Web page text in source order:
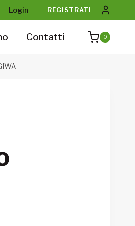
Login REGISTRATI
Contatti 0